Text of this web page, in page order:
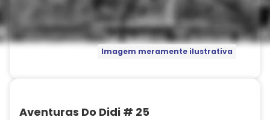
Imagem meramente ilustrativa
Aventuras Do Didi # 25